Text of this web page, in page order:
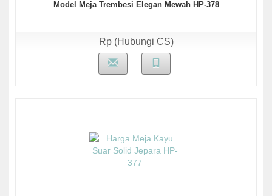
Model Meja Trembesi Elegan Mewah HP-378
Rp (Hubungi CS)